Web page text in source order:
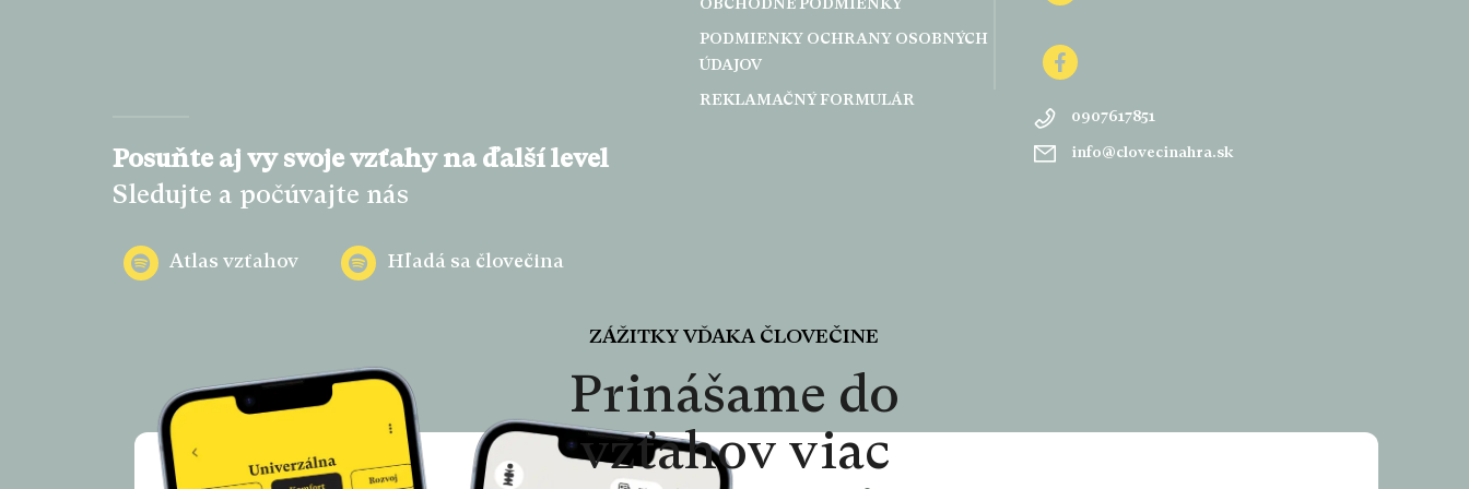
OBCHODNÉ PODMIENKY
PODMIENKY OCHRANY OSOBNÝCH
ÚDAJOV
REKLAMAČNÝ FORMULÁR
info@clovecinahra.sk
0907617851
Posuňte aj vy svoje vzťahy na ďalší level
Sledujte a počúvajte nás
Atlas vzťahov Hľadá sa človečina
ZÁŽITKY VĎAKA ČLOVEČINE
Prinášame do
vzťahov viac